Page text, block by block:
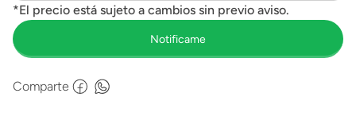
Comparte